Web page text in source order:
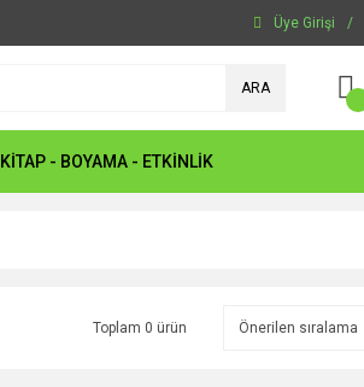
Üye Girişi /
ARA
KİTAP - BOYAMA - ETKİNLİK
Toplam 0 ürün